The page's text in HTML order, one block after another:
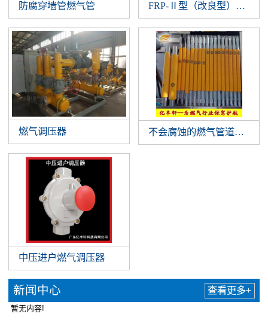
防腐穿墙管燃气管 FRP-Ⅱ型（改良型）防腐神
燃气调压器 不会腐蚀的燃气管道防腐
中压进户燃气调压器
新闻中心 查看更多+
暂无内容!